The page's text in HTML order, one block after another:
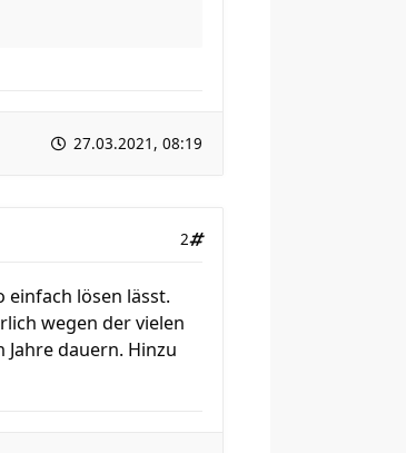
27.03.2021, 08:19
2
einfach lösen lässt.
wegen der vielen
dauern. Hinzu